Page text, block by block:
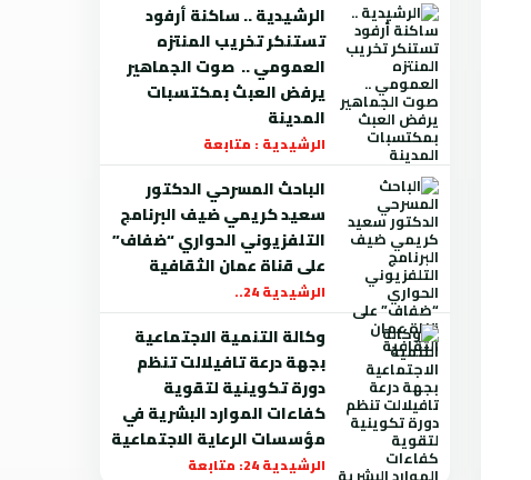
الرشيدية .. ساكنة أرفود
تستنكر تخريب المنتزه
العمومي .. صوت الجماهير
يرفض العبث بمكتسبات
المدينة
الرشيدية : متابعة
الباحث المسرحي الدكتور
سعيد كريمي ضيف البرنامج
التلفزيوني الحواري “ضفاف”
على قناة عمان الثقافية
الرشيدية 24..
وكالة التنمية الاجتماعية
بجهة درعة تافيلالت تنظم
دورة تكوينية لتقوية
كفاءات الموارد البشرية في
مؤسسات الرعاية الاجتماعية
الرشيدية 24: متابعة